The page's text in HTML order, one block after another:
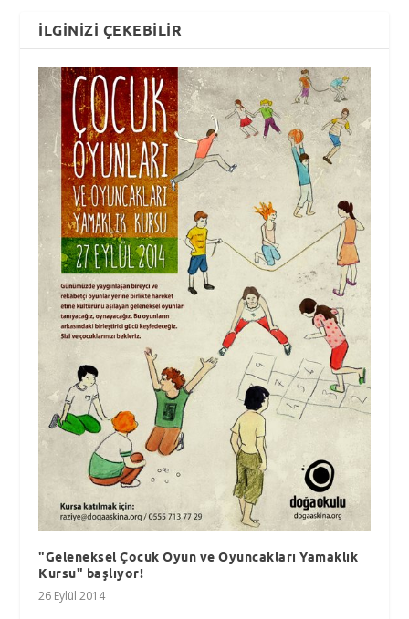
İLGINIZI ÇEKEBILIR
"Geleneksel Çocuk Oyun ve Oyuncakları Yamaklık
Kursu" başlıyor!
26 Eylül 2014